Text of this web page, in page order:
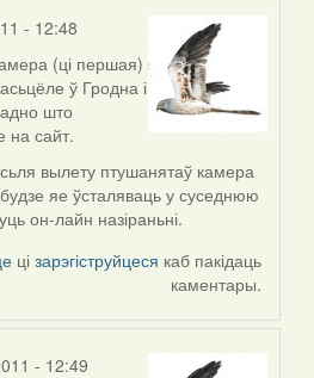
- 12:48
(ці першая)
ў Гродна і
што
на сайт.
вылету птушанятаў камера
яе ўсталяваць у суседнюю
он-лайн назіраньні.
цізарэгіструйцеся каб пакідаць
каментары.
- 12:49